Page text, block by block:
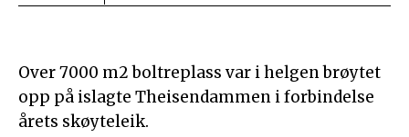
Over 7000 m2 boltreplass var i helgen brøytet
opp på islagte Theisendammen i forbindelse
årets skøyteleik.